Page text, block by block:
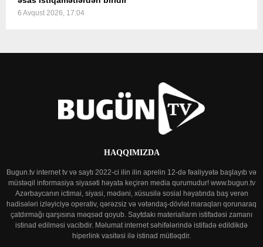
6 Avqust 2026, 17:04
HAQQIMIZDA
Bugun.tv internet tv və saytı 2022-ci ilin ilin aprelin 12-də fəaliyyətə başlayıb və
müstəqil informasiya siyasəti həyata keçirən media qurumudur! www.bugun.tv
Azərbaycanın ictimai, siyasi, mədəni, xüsusilə sosial həyatında baş verən
hadisələri izləyiciyə operativ, qərəzsiz və vətəndaş-dövlət maraqları qorunaraq
çatdırmağı qarşısına məqsəd qoyub. Saytdakı materialların istifadəsi zamanı
istinad edilməsi vacibdir. Məlumat internet səhifələrində istifadə edildikdə
hiperlink vasitəsi ilə istinad mütləqdir.